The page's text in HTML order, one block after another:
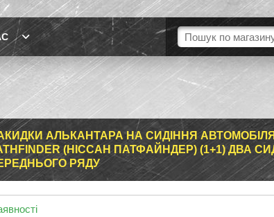
АЛЬКАНТАРА НА СИДІННЯ АВТОМОБІЛЯ
(НІССАН ПАТФАЙНДЕР) (1+1) ДВА
РЯДУ